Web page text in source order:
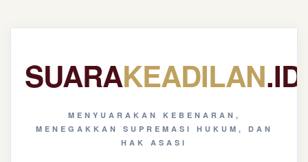
SUARAKEADILAN.ID
MENYUARAKAN KEBENARAN,
MENEGAKKAN SUPREMASI HUKUM, DAN
HAK ASASI